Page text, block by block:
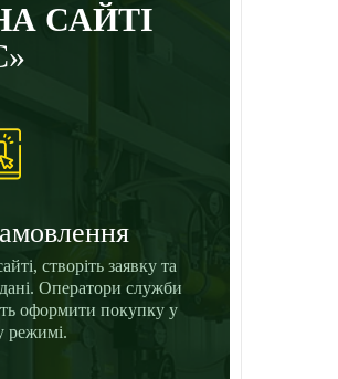
САЙТІ
створіть заявку та
дані. Оператори служби
оформити покупку у
режимі.